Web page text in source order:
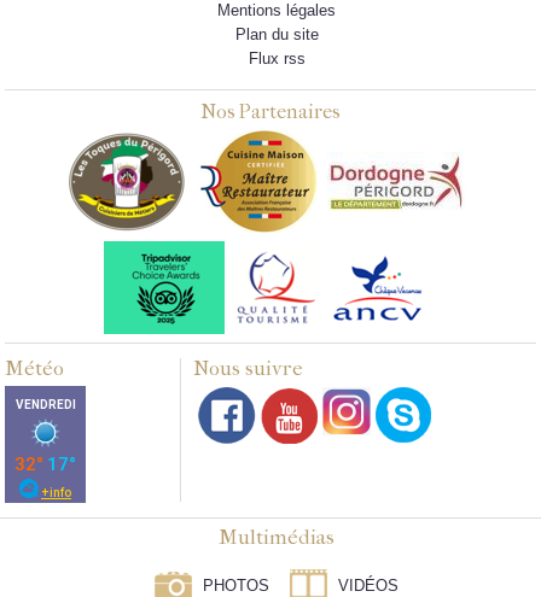
Mentions légales
Plan du site
Flux rss
Nos Partenaires
Météo Nous suivre
Multimédias
PHOTOS VIDÉOS